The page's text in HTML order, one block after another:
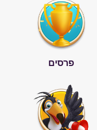
פרסים